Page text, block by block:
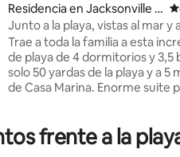
4.92 de 5; 381
Residencia en Jacksonville B
each
Junto a la playa, vistas al mar y
distancia de Casa Marina
Trae a toda la familia a esta
de playa de 4 dormitorios y 3,5
solo 50 yardas de la playa y a 5
de Casa Marina. Enorme suite
habitaciones. Cocina grande,
totalmente equipada. Amplia
frente a la